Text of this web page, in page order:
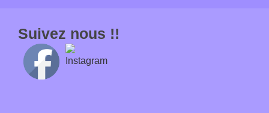
Suivez nous !!